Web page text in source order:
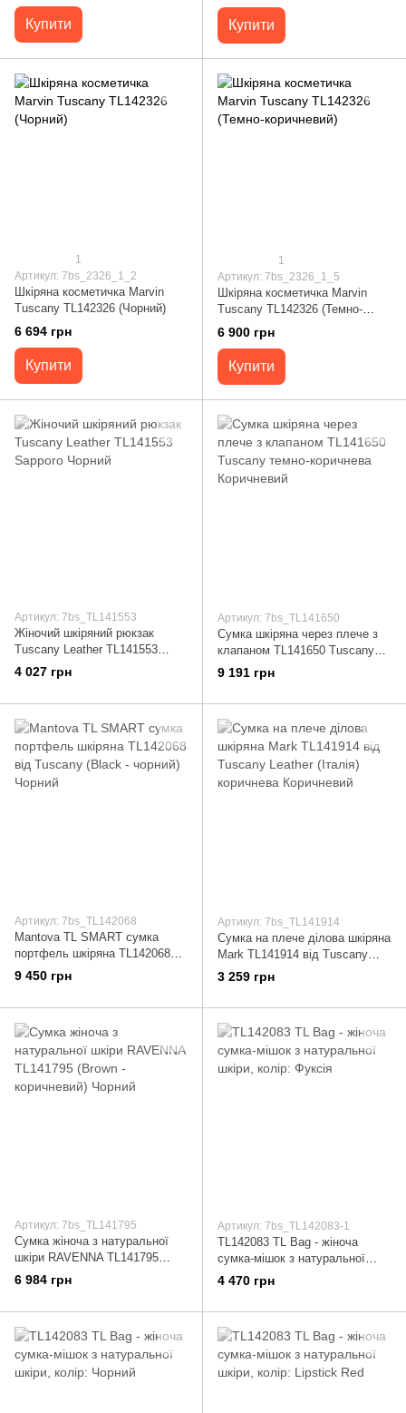
Купити Купити
1
Артикул: 7bs_2326_1_2
Шкіряна косметичка Marvin
Tuscany TL142326 (Чорний)
6 694 грн
Купити
1
Артикул: 7bs_2326_1_5
Шкіряна косметичка Marvin
Tuscany TL142326 (Темно-
коричневий)
6 900 грн
Купити
Артикул: 7bs_TL141553
Жіночий шкіряний рюкзак
Tuscany Leather TL141553
Sapporo Чорний
4 027 грн
Артикул: 7bs_TL141650
Сумка шкіряна через плече з
клапаном TL141650 Tuscany
темно-коричнева Коричневий
9 191 грн
Артикул: 7bs_TL142068
Mantova TL SMART сумка
портфель шкіряна TL142068
від Tuscany (Black - чорний)
9 450 грн
Артикул: 7bs_TL141914
Сумка на плече ділова шкіряна
Mark TL141914 від Tuscany
Leather (Італія) коричнева
Коричневий
3 259 грн
Артикул: 7bs_TL141795
Сумка жіноча з натуральної
шкіри RAVENNA TL141795
(Brown - коричневий) Чорний
6 984 грн
Артикул: 7bs_TL142083-1
TL142083 TL Bag - жіноча
сумка-мішок з натуральної
шкіри, колір: Фуксія
4 470 грн